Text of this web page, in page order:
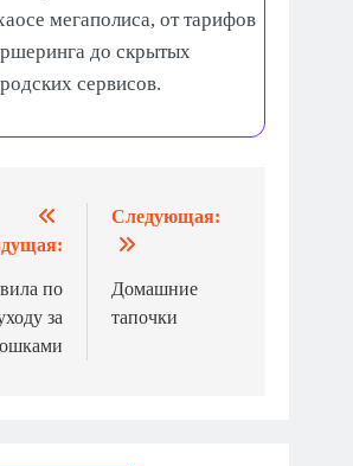
мегаполиса, от тарифов
до скрытых
сервисов.
по
за
Следующая:
Домашние
тапочки